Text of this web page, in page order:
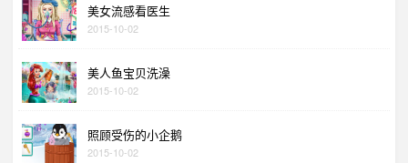
美女流感看医生
2015-10-02
美人鱼宝贝洗澡
2015-10-02
照顾受伤的小企鹅
2015-10-02